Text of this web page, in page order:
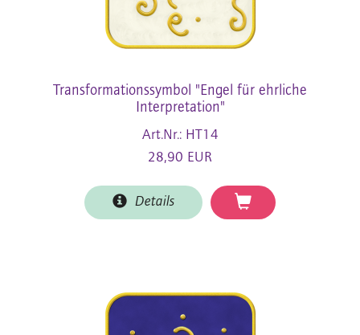
Transformationssymbol "Engel für ehrliche
Interpretation"
Art.Nr.: HT14
28,90 EUR
Details